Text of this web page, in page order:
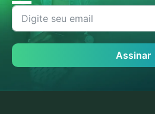
Assinar